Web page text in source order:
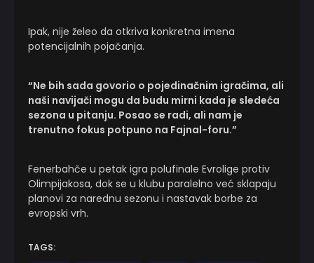
Ipak, nije želeo da otkriva konkretna imena
potencijalnih pojačanja.
“Ne bih sada govorio o pojedinačnim igračima, ali
naši navijači mogu da budu mirni kada je sledeća
sezona u pitanju. Posao se radi, ali nam je
trenutno fokus potpuno na Fajnal-foru.”
Fenerbahče u petak igra polufinale Evrolige protiv
Olimpijakosa, dok se u klubu paralelno već sklapaju
planovi za narednu sezonu i nastavak borbe za
evropski vrh.
TAGS: